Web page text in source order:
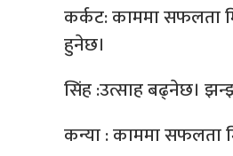
कर्कट: काममा सफलता
हुनेछ।
सिंह :उत्साह बढ्नेछ।
कन्या : काममा सफलता